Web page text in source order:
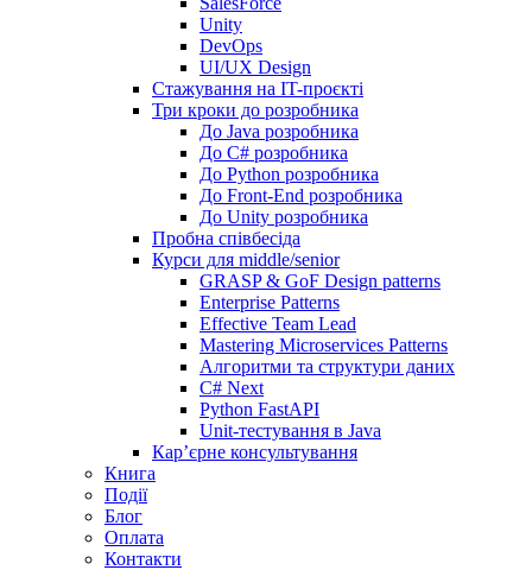
Unity
DevOps
UI/UX Design
Стажування на IT-проєкті
Три кроки до розробника
До Java розробника
До C# розробника
До Python розробника
До Front-End розробника
До Unity розробника
Пробна співбесіда
Курси для middle/senior
GRASP & GoF Design patterns
Enterprise Patterns
Effective Team Lead
Mastering Microservices Patterns
Алгоритми та структури даних
C# Next
Python FastAPI
Unit-тестування в Java
Кар’єрне консультування
Книга
Події
Блог
Оплата
Контакти